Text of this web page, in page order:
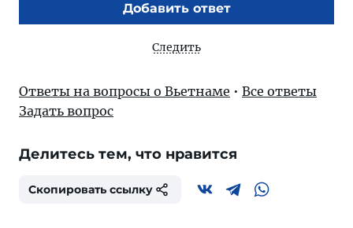
Добавить ответ
Следить
Ответы на вопросы о Вьетнаме • Все ответы
Задать вопрос
Делитесь тем, что нравится
Скопировать ссылку